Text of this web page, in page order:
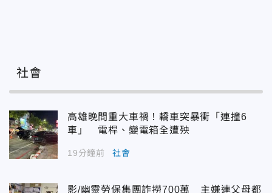
社會
高雄晚間重大車禍！轎車突暴衝「連撞6
車」 電桿、變電箱全遭殃
19分鐘前 社會
影/幽靈勞保集團詐撈700萬 主嫌連父母都